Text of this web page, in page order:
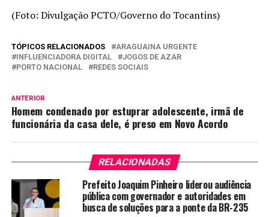
(Foto: Divulgação PCTO/Governo do Tocantins)
TÓPICOS RELACIONADOS
ARAGUAINA URGENTE
INFLUENCIADORA DIGITAL
JOGOS DE AZAR
PORTO NACIONAL
REDES SOCIAIS
ANTERIOR
Homem condenado por estuprar adolescente, irmã de
funcionária da casa dele, é preso em Novo Acordo
RELACIONADAS
Prefeito Joaquim Pinheiro liderou audiência
pública com governador e autoridades em
busca de soluções para a ponte da BR-235